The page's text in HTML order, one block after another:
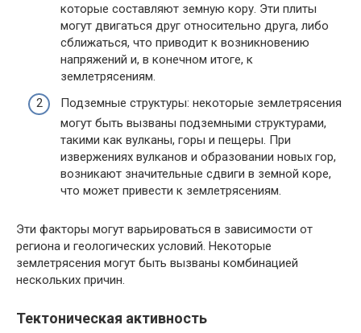
которые составляют земную кору. Эти плиты
могут двигаться друг относительно друга, либо
сближаться, что приводит к возникновению
напряжений и, в конечном итоге, к
землетрясениям.
Подземные структуры: некоторые землетрясения
могут быть вызваны подземными структурами,
такими как вулканы, горы и пещеры. При
извержениях вулканов и образовании новых гор,
возникают значительные сдвиги в земной коре,
что может привести к землетрясениям.
Эти факторы могут варьироваться в зависимости от
региона и геологических условий. Некоторые
землетрясения могут быть вызваны комбинацией
нескольких причин.
Тектоническая активность